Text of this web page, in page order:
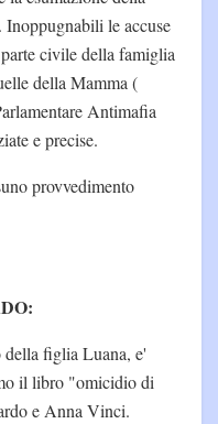
le accuse
civile della famiglia
della Mamma (
Antimafia
e precise.
provvedimento
figlia Luana, e'
il libro "omicidio di
e Anna Vinci.